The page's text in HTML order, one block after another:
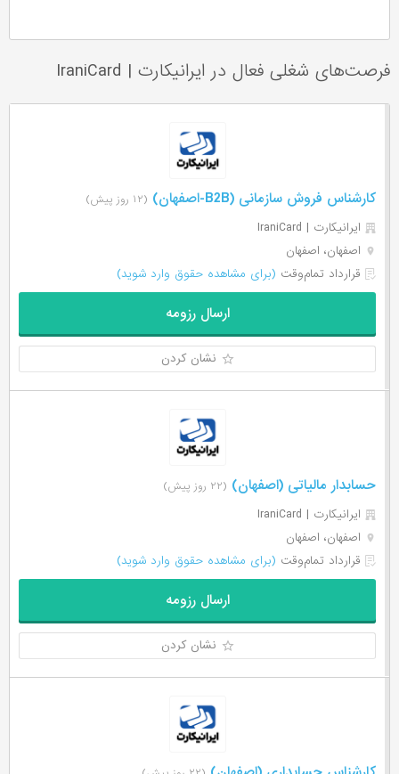
فرصت‌های شغلی فعال در ایرانیکارت |
کارشناس فروش سازمانی (B2B-اصفهان) (۱۲ روز پیش)
ایرانیکارت | IraniCard
اصفهان، اصفهان
قرارداد تمام‌وقت (برای مشاهده حقوق وارد شوید)
ارسال رزومه
نشان کردن
حسابدار مالیاتی (اصفهان) (۲۲ روز پیش)
ایرانیکارت | IraniCard
اصفهان، اصفهان
قرارداد تمام‌وقت (برای مشاهده حقوق وارد شوید)
ارسال رزومه
نشان کردن